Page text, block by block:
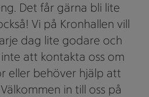
Det får gärna bli lite
Vi på Kronhallen vill
dag lite godare och
att kontakta oss om
eller behöver hjälp att
in till oss på